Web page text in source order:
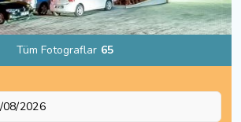
Tüm Fotograflar 65